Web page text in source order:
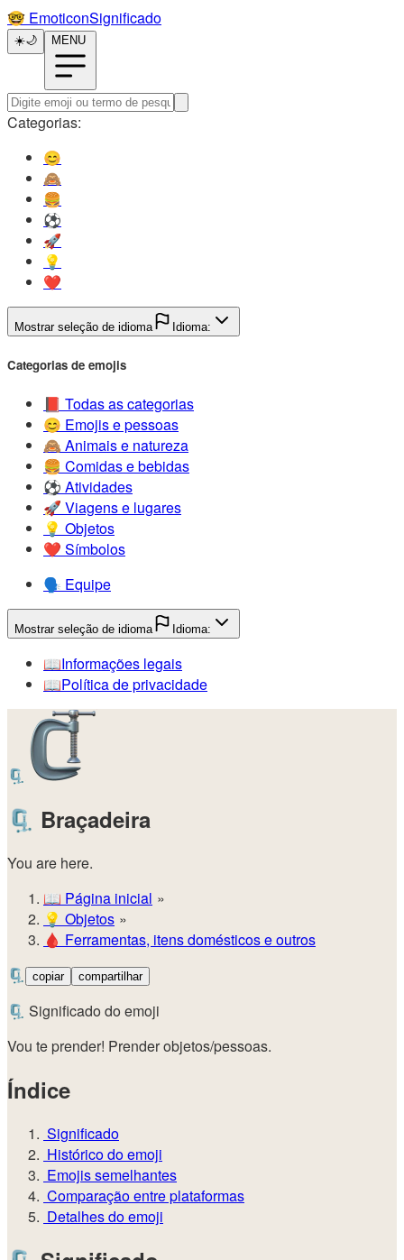
🤓️ EmoticonSignificado
☀️🌙 MENU
Categorias:
😊️
🙈️
🍔️
⚽️
🚀️
💡️
❤️
Mostrar seleção de idioma Idioma:
Categorias de emojis
📕️ Todas as categorias
😊️ Emojis e pessoas
🙈️ Animais e natureza
🍔️ Comidas e bebidas
⚽️ Atividades
🚀️ Viagens e lugares
💡️ Objetos
❤️ Símbolos
🗣️ Equipe
Mostrar seleção de idioma Idioma:
📖️Informações legais
📖️Política de privacidade
🗜️
🗜️ Braçadeira
You are here.
📖 Página inicial
💡️ Objetos
🩸 Ferramentas, itens domésticos e outros
🗜️
copiar compartilhar
🗜️ Significado do emoji
Vou te prender! Prender objetos/pessoas.
Índice
Significado
Histórico do emoji
Emojis semelhantes
Comparação entre plataformas
Detalhes do emoji